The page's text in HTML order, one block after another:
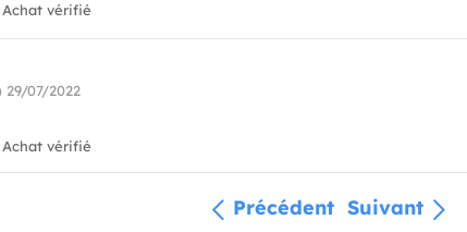
Achat vérifié
07/2022
Achat vérifié
Précédent Suivant